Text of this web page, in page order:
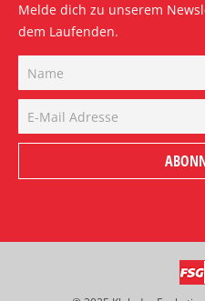
Melde dich zu unserem
dem Laufenden.